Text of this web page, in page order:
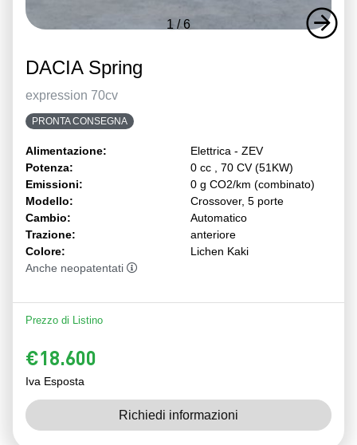
1 /6
DACIA Spring
expression 70cv
PRONTA CONSEGNA
Alimentazione:
Elettrica - ZEV
Potenza:
0 cc , 70 CV (51KW)
Emissioni:
0 g CO2/km (combinato)
Modello:
Crossover, 5 porte
Cambio:
Automatico
Trazione:
anteriore
Colore:
Lichen Kaki
Anche neopatentati
Prezzo di Listino
€18.600
Iva Esposta
Richiedi informazioni